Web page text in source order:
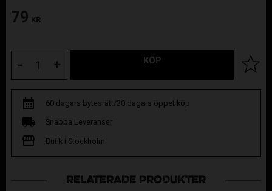
79 KR
+
- KÖP Lägg
60 dagars bytesrätt/30 dagars öppet köp
Snabba Leveranser
Butik i Stockholm
RELATERADE PRODUKTER